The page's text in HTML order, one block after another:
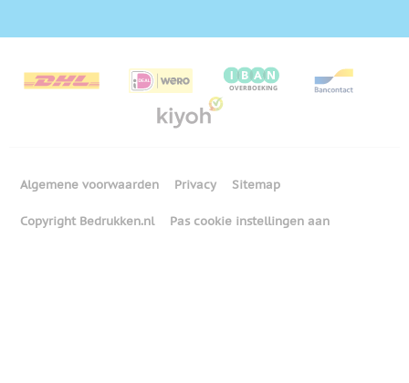
Algemene voorwaarden Privacy Sitemap
Copyright Bedrukken.nl Pas cookie instellingen aan